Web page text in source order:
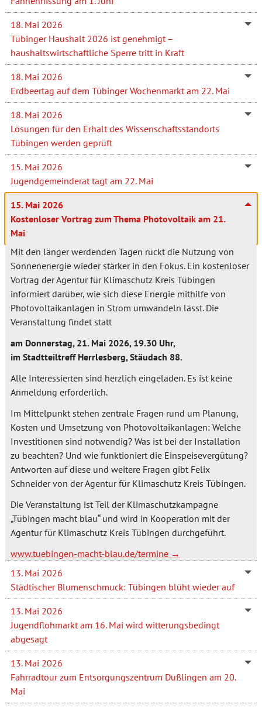
18. Mai 2026
Tübinger Haushalt 2026 ist genehmigt –
haushaltswirtschaftliche Sperre tritt in Kraft
18. Mai 2026
Erdbeertag auf dem Tübinger Wochenmarkt am 22. Mai
18. Mai 2026
Lösungen für den Erhalt des Wissenschaftsstandorts
Tübingen werden geprüft
15. Mai 2026
Jugendgemeinderat tagt am 22. Mai
15. Mai 2026
Kostenloser Vortrag zum Thema Photovoltaik am 21.
Mai
Mit den länger werdenden Tagen rückt die Nutzung von
Sonnenenergie wieder stärker in den Fokus. Ein kostenloser
Vortrag der Agentur für Klimaschutz Kreis Tübingen
informiert darüber, wie sich diese Energie mithilfe von
Photovoltaikanlagen in Strom umwandeln lässt. Die
Veranstaltung findet statt
am Donnerstag, 21. Mai 2026, 19.30 Uhr,
im Stadtteiltreff Herrlesberg, Stäudach 88.
Alle Interessierten sind herzlich eingeladen. Es ist keine
Anmeldung erforderlich.
Im Mittelpunkt stehen zentrale Fragen rund um Planung,
Kosten und Umsetzung von Photovoltaikanlagen: Welche
Investitionen sind notwendig? Was ist bei der Installation
zu beachten? Und wie funktioniert die Einspeisevergütung?
Antworten auf diese und weitere Fragen gibt Felix
Schneider von der Agentur für Klimaschutz Kreis Tübingen.
Die Veranstaltung ist Teil der Klimaschutzkampagne
„Tübingen macht blau“ und wird in Kooperation mit der
Agentur für Klimaschutz Kreis Tübingen durchgeführt.
www.tuebingen-macht-blau.de/termine
13. Mai 2026
Städtischer Blumenschmuck: Tübingen blüht wieder auf
13. Mai 2026
Jugendflohmarkt am 16. Mai wird witterungsbedingt
abgesagt
13. Mai 2026
Fahrradtour zum Entsorgungszentrum Dußlingen am 20.
Mai